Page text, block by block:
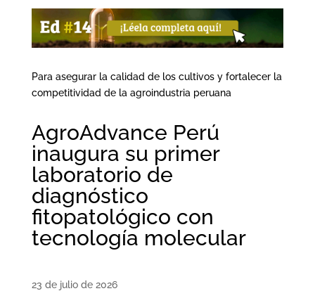
Para asegurar la calidad de los cultivos y fortalecer la
competitividad de la agroindustria peruana
AgroAdvance Perú
inaugura su primer
laboratorio de
diagnóstico
fitopatológico con
tecnología molecular
23 de julio de 2026